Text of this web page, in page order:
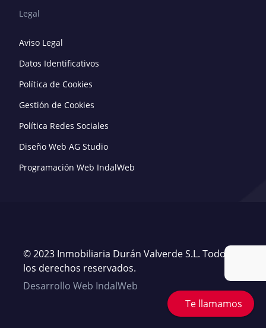
Legal
Aviso Legal
Datos Identificativos
Política de Cookies
Gestión de Cookies
Política Redes Sociales
Diseño Web AG Studio
Programación Web IndalWeb
© 2023 Inmobiliaria Durán Valverde S.L. Todos
los derechos reservados.
Desarrollo Web IndalWeb
Te llamamos